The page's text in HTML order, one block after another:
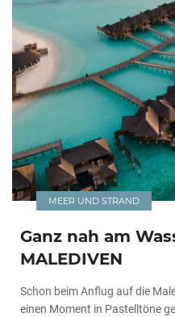
MEER UND STRAND
Ganz nah am
MALEDIVEN
Schon beim Anflug auf die
einen Moment in Pastelltöne